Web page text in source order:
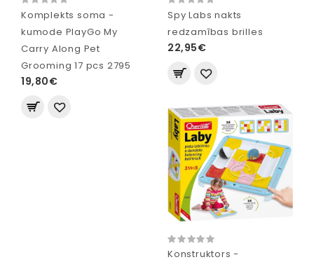
Komplekts soma -
kumode PlayGo My
Carry Along Pet
Grooming 17 pcs 2795
19,80€
Spy Labs nakts
redzamības brilles
22,95€
Konstruktors -